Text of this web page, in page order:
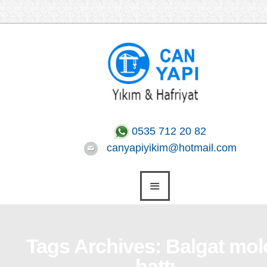
0535 712 20 82
canyapiyikim@hotmail.com